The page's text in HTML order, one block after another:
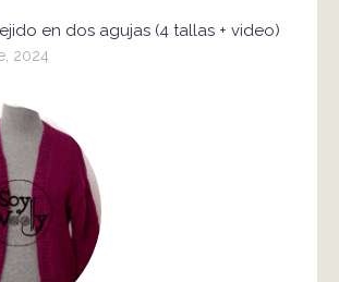
en dos agujas (4 tallas + video)
2024